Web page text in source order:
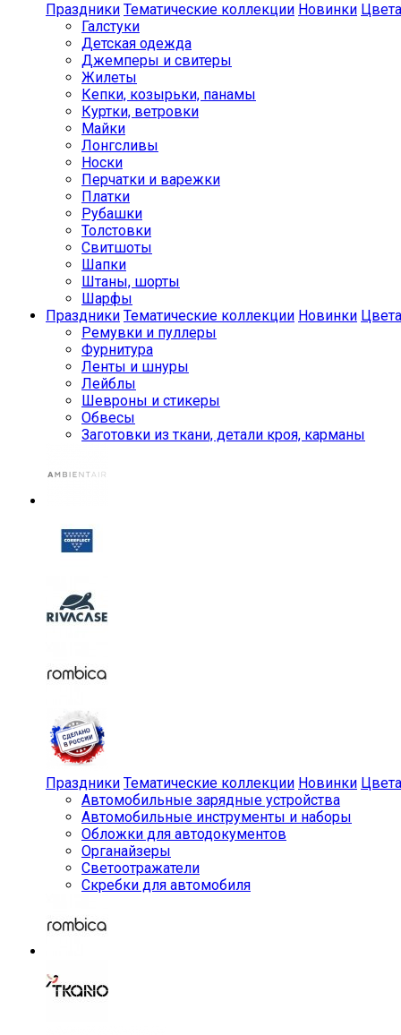
Праздники Тематические коллекции Новинки Цвета
Галстуки
Детская одежда
Джемперы и свитеры
Жилеты
Кепки, козырьки, панамы
Куртки, ветровки
Майки
Лонгсливы
Носки
Перчатки и варежки
Платки
Рубашки
Толстовки
Свитшоты
Шапки
Штаны, шорты
Шарфы
Праздники Тематические коллекции Новинки Цвета
Ремувки и пуллеры
Фурнитура
Ленты и шнуры
Лейблы
Шевроны и стикеры
Обвесы
Заготовки из ткани, детали кроя, карманы
Праздники Тематические коллекции Новинки Цвета
Автомобильные зарядные устройства
Автомобильные инструменты и наборы
Обложки для автодокументов
Органайзеры
Светоотражатели
Скребки для автомобиля